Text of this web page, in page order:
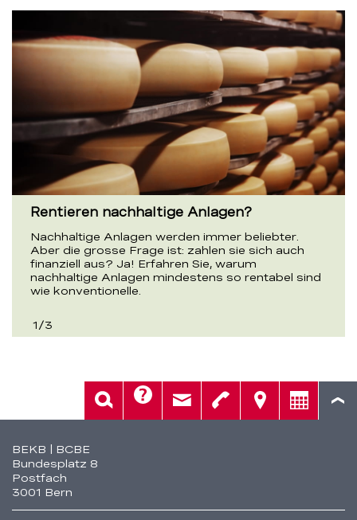
Rentieren nachhaltige Anlagen?
Nachhaltige Anlagen werden immer beliebter.
Aber die grosse Frage ist: zahlen sie sich auch
finanziell aus? Ja! Erfahren Sie, warum
nachhaltige Anlagen mindestens so rentabel sind
wie konventionelle.
1/3
Fusszeile
BEKB | BCBE
Bundesplatz 8
Postfach
3001 Bern